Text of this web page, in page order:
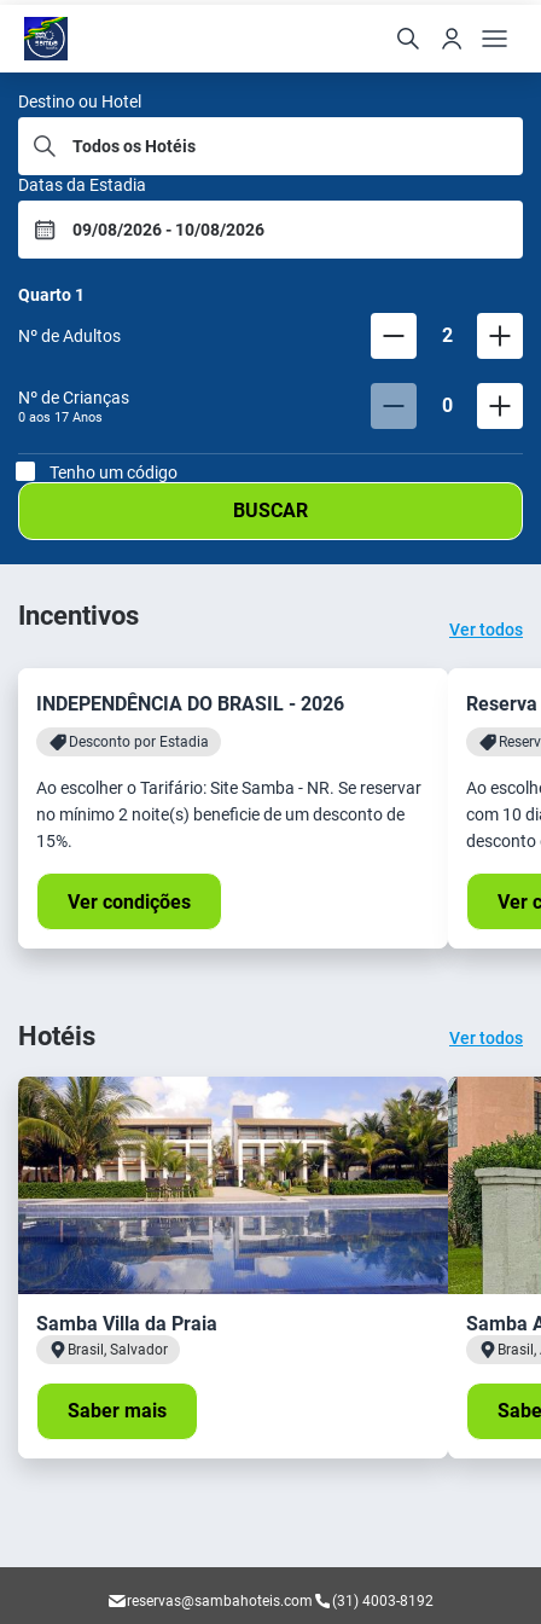
Samba Hoteis
Destino ou Hotel
Datas da Estadia
Quarto 1
Nº de Adultos 2
Nº de Crianças
0 aos 17 Anos 0
Tenho um código
BUSCAR
Incentivos Ver todos
INDEPENDÊNCIA DO BRASIL - 2026
Desconto por Estadia
Ao escolher o Tarifário: Site Samba - NR. Se reservar
no mínimo 2 noite(s) beneficie de um desconto de
15%.
Ver condições
Ao
com 10
desconto
Ver
Hotéis Ver todos
Samba Villa da Praia
Brasil, Salvador
Saber mais
Samba
reservas@sambahoteis.com (31) 4003-8192